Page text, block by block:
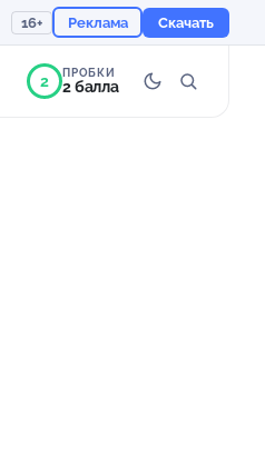
16+ Реклама Скачать
2 ПРОБКИ
2 балла